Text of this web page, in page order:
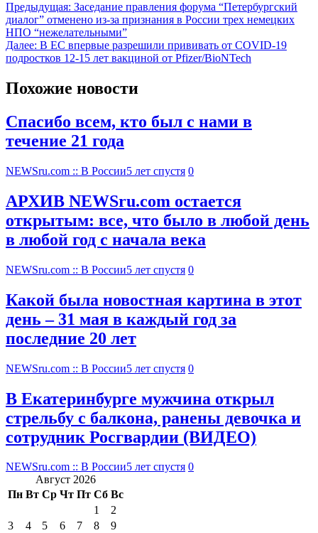
Предыдущая: Заседание правления форума “Петербургский
диалог” отменено из-за признания в России трех немецких
НПО “нежелательными”
Далее: В ЕС впервые разрешили прививать от COVID-19
подростков 12-15 лет вакциной от Pfizer/BioNTech
Похожие новости
Спасибо всем, кто был с нами в
течение 21 года
NEWSru.com :: В России5 лет спустя 0
АРХИВ NEWSru.com остается
открытым: все, что было в любой день
в любой год с начала века
NEWSru.com :: В России5 лет спустя 0
Какой была новостная картина в этот
день – 31 мая в каждый год за
последние 20 лет
NEWSru.com :: В России5 лет спустя 0
В Екатеринбурге мужчина открыл
стрельбу с балкона, ранены девочка и
сотрудник Росгвардии (ВИДЕО)
NEWSru.com :: В России5 лет спустя 0
Август 2026
Пн Вт Ср Чт Пт Сб Вс
1
2
3
4 5 6 7 8
9